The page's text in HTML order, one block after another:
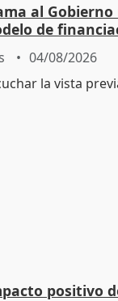
al Gobierno
de
04/08/2026
positivo